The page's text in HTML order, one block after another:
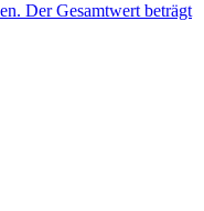
Der Gesamtwert beträgt